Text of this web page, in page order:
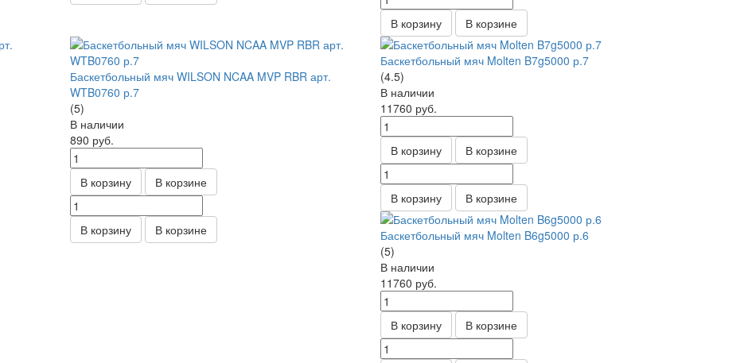
В корзину В корзине
Баскетбольный мяч WILSON NCAA MVP RBR арт.
WTB0760 р.7
(5)
В наличии
890 руб.
В корзину В корзине
В корзину В корзине
Баскетбольный мяч Molten B7g5000 р.7
(4.5)
В наличии
11760 руб.
В корзину В корзине
В корзину В корзине
Баскетбольный мяч Molten B6g5000 р.6
(5)
В наличии
11760 руб.
В корзину В корзине